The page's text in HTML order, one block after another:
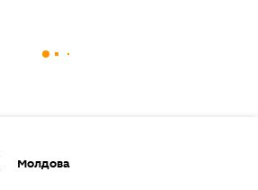
Молдова